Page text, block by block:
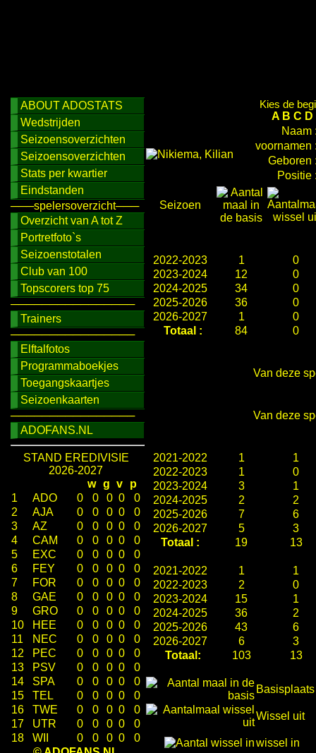
ABOUT ADOSTATS
Wedstrijden
Seizoensoverzichten
Seizoensoverzichten
Stats per kwartier
Eindstanden
───spelersoverzicht───
Overzicht van A tot Z
Portretfoto`s
Seizoenstotalen
Club van 100
Topscorers top 75
────────────────
Trainers
────────────────
Elftalfotos
Programmaboekjes
Toegangskaartjes
Seizoenkaarten
────────────────
ADOFANS.NL
STAND EREDIVISIE
2026-2027
w g v
p
1
ADO 0 0 0 0
0
2
AJA 0 0 0 0
0
3
AZ 0 0 0 0
0
4
CAM 0 0 0 0
0
5
EXC 0 0 0 0
0
6
FEY 0 0 0 0
0
7
FOR 0 0 0 0
0
8
GAE 0 0 0 0
0
9
GRO 0 0 0 0
0
10
HEE 0 0 0 0
0
11
NEC 0 0 0 0
0
12
PEC 0 0 0 0
0
13
PSV 0 0 0 0
0
14
SPA 0 0 0 0
0
15
TEL 0 0 0 0
0
16
TWE 0 0 0 0
0
17
UTR 0 0 0 0
0
18
WII 0 0 0 0
0
Kies de
A B C D
Naam
voornamen
Geboren
Positie
Seizoen
2022-2023 1
0
2023-2024
12
0
2024-2025
34
0
2025-2026
36
0
2026-2027
1
0
Totaal :
84 0
Van deze
Van deze
2021-2022 1
1
2022-2023
1
0
2023-2024
3
1
2024-2025
2
2
2025-2026
7
6
2026-2027
5
3
Totaal :
19 13
2021-2022 1
1
2022-2023
2
0
2023-2024
15
1
2024-2025
36
2
2025-2026
43
6
2026-2027
6
3
Totaal:
103 13
Basisplaats
Wissel uit
wissel in